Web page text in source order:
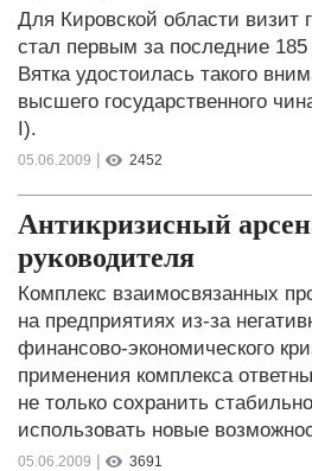
Для Кировской области визит
стал первым за последние
Вятка удостоилась такого
высшего государственного
I).
05.06.2009 | 2452
Антикризисный
руководителя
Комплекс взаимосвязанных
на предприятиях из-за
финансово-экономического
применения комплекса
не только сохранить
использовать новые
05.06.2009 | 3691